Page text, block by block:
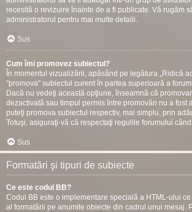
recesită o revizuire înainte de a fi publicate. Vă rugăm
administratorul pentru mai multe detalii.
Sus
Cum îmi promovez subiectul?
În momentul vizualizării, apăsând pe legătura „Ridică
"promova" subiectul curent în partea superioară a
Dacă nu vedeţi această opţiune, înseamnă că
dezactivată sau timpul permis între promovări nu a fost
puteţi promova subiectul respectiv, mai simplu, prin
Totuşi, asiguraţi-vă că respectaţi regulile forumului
Sus
Formatări şi tipuri de subiecte
Ce este codul BB?
Codul BB este o implementare specială a HTML-ului
al formatării pe anumite obiecte din cadrul unui mesaj.